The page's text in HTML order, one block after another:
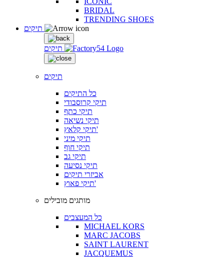
BRIDAL
TRENDING SHOES
תיקים
תיקים
כל התיקים
תיקי קרוסבודי
תיקי כתף
תיקי נשיאה
תיקי קלאץ'
תיקי מיני
תיקי חוף
תיקי גב
תיקי נסיעה
אביזרי תיקים
תיקי פאוץ'
מותגים מובילים
כל המעצבים
MICHAEL KORS
MARC JACOBS
SAINT LAURENT
JACQUEMUS